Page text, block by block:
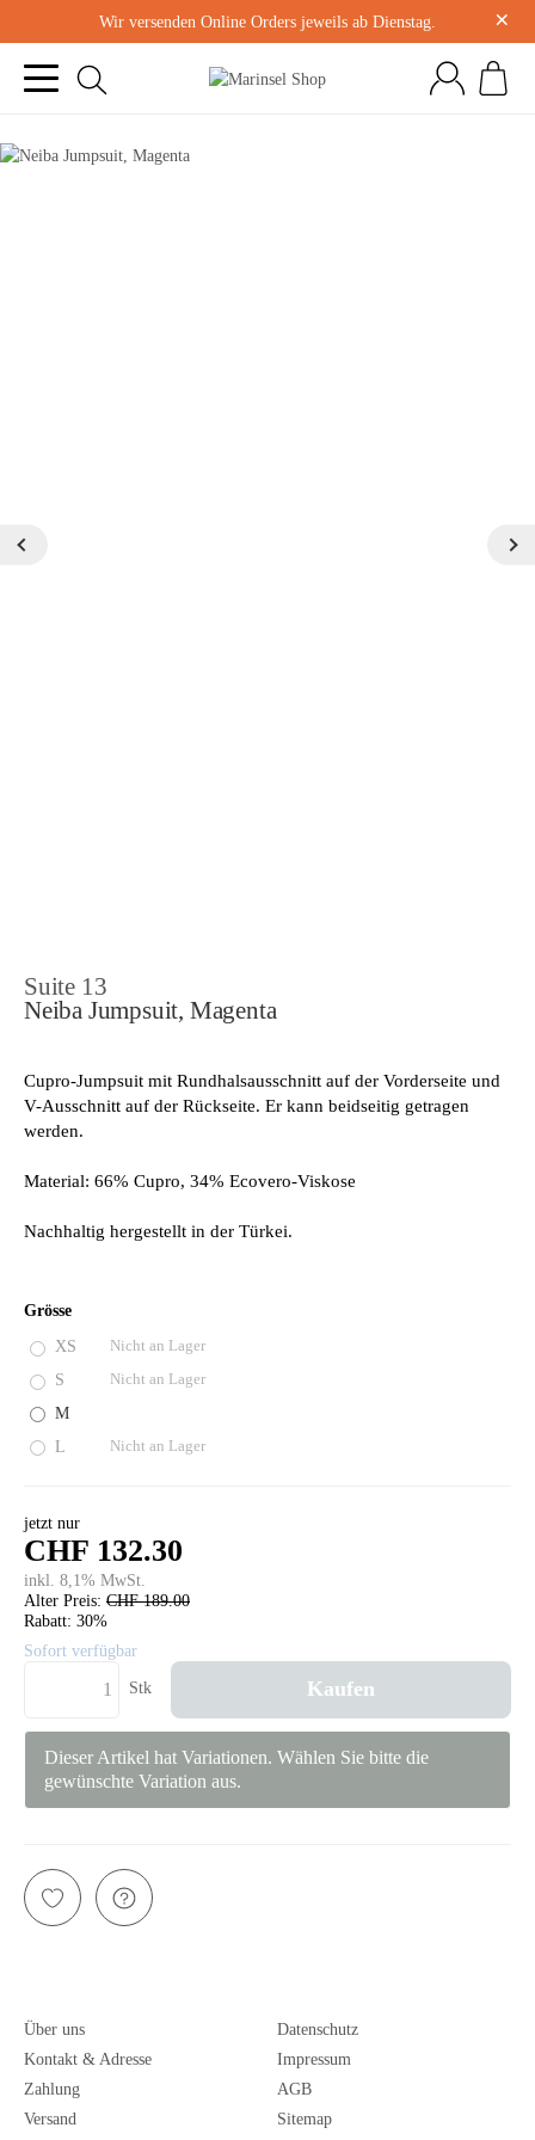
Wir versenden Online Orders jeweils ab Dienstag. ×
Suite 13
Neiba Jumpsuit, Magenta
Cupro-Jumpsuit mit Rundhalsausschnitt auf der Vorderseite und
V-Ausschnitt auf der Rückseite. Er kann beidseitig getragen
werden.
Material: 66% Cupro, 34% Ecovero-Viskose
Nachhaltig hergestellt in der Türkei.
Grösse
XS Nicht an Lager
S Nicht an Lager
M
L
Nicht an Lager
jetzt nur
CHF 132.30
inkl. 8,1% MwSt.
Alter Preis: CHF 189.00
Rabatt: 30%
Sofort verfügbar
Stk Kaufen
Dieser Artikel hat Variationen. Wählen Sie bitte die
gewünschte Variation aus.
Über uns
Kontakt & Adresse
Zahlung
Versand
Datenschutz
Impressum
AGB
Sitemap